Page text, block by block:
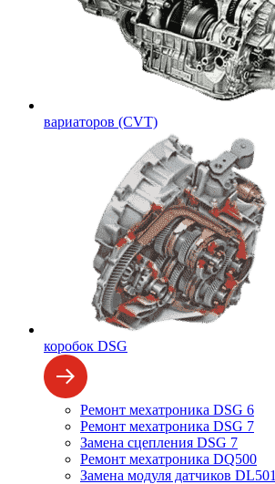
вариаторов (CVT)
коробок DSG
Ремонт мехатроника DSG 6
Ремонт мехатроника DSG 7
Замена сцепления DSG 7
Ремонт мехатроника DQ500
Замена модуля датчиков DL501